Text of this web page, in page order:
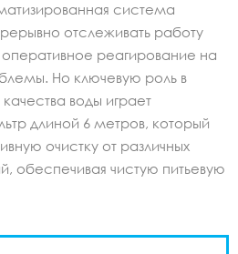
система
отслеживать работу
реагирование на
Но ключевую роль в
воды играет
длиной 6 метров, который
очистку от различных
обеспечивая чистую питьевую